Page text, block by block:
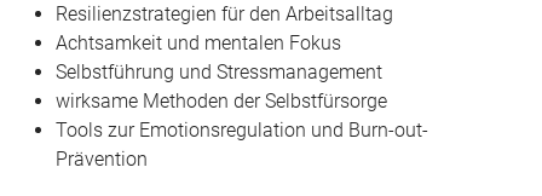
Resilienzstrategien für den Arbeitsalltag
Achtsamkeit und mentalen Fokus
Selbstführung und Stressmanagement
wirksame Methoden der Selbstfürsorge
Tools zur Emotionsregulation und Burn-out-
Prävention